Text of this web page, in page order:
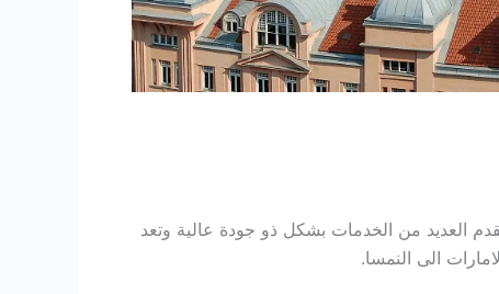
من الخدمات بشكل ذو جودة عالية وتعد
الى النمسا.